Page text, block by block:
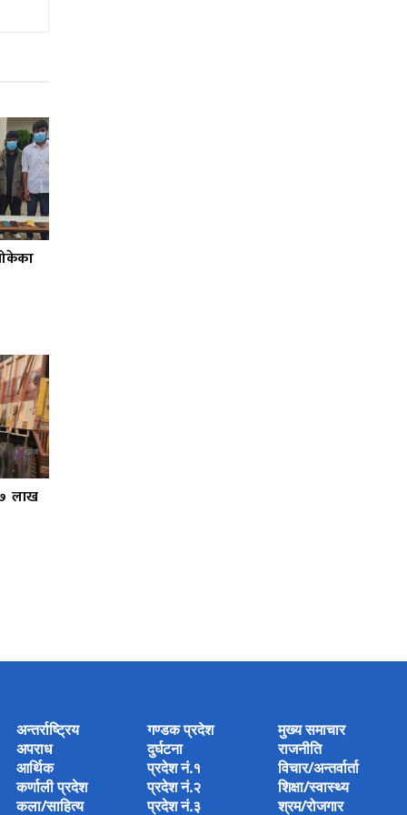
लाख
अन्तर्राष्ट्रिय
अपराध
आर्थिक
कर्णाली प्रदेश
कला/साहित्य
गण्डक प्रदेश
दुर्घटना
प्रदेश नं.१
प्रदेश नं.२
प्रदेश नं.३
मुख्य समाचार
राजनीति
विचार/अन्तर्वार्ता
शिक्षा/स्वास्थ्य
श्रम/रोजगार